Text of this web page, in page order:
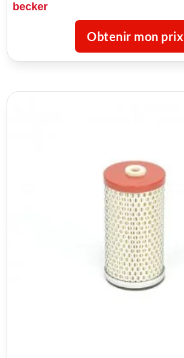
becker
Obtenir mon prix